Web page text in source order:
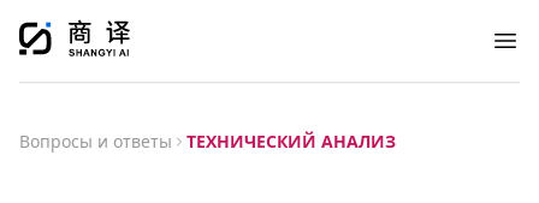
Вопросы и ответы ТЕХНИЧЕСКИЙ АНАЛИЗ